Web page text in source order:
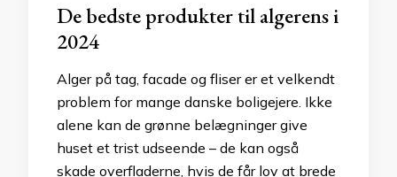
De bedste produkter til algerens i
2024
Alger på tag, facade og fliser er et velkendt
problem for mange danske boligejere. Ikke
alene kan de grønne belægninger give
huset et trist udseende – de kan også
skade overfladerne, hvis de får lov at brede